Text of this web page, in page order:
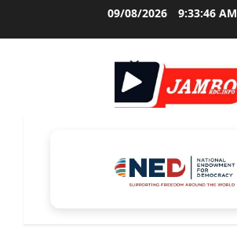
09/08/2026 9:33:48 AM